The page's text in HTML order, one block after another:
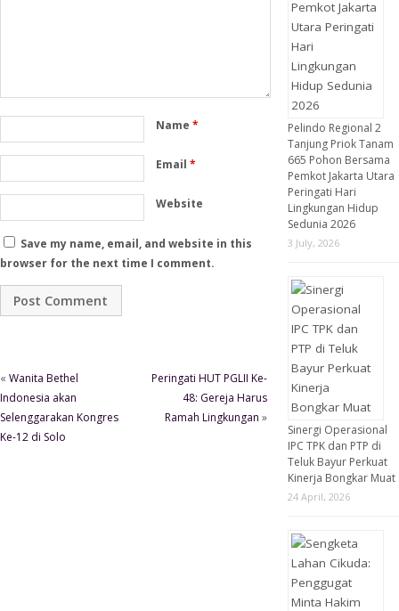
Name*
Email*
Website
Save my name, email, and website in this
browser for the next time I comment.
« Wanita Bethel
Indonesia akan
Selenggarakan Kongres
Ke-12 di Solo
Peringati HUT PGLII Ke-
48: Gereja Harus
Ramah Lingkungan »
Pelindo Regional 2
Tanjung Priok Tanam
665 Pohon Bersama
Pemkot Jakarta Utara
Peringati Hari
Lingkungan Hidup
Sedunia 2026
3 July, 2026
Sinergi Operasional
IPC TPK dan PTP di
Teluk Bayur Perkuat
Kinerja Bongkar Muat
24 April, 2026